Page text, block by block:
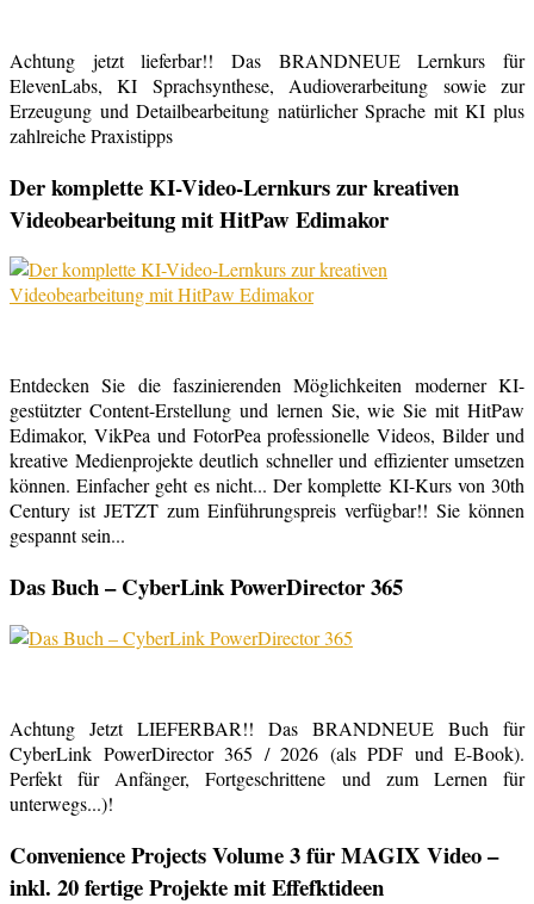
Achtung jetzt lieferbar!! Das BRANDNEUE Lernkurs für
ElevenLabs, KI Sprachsynthese, Audioverarbeitung sowie zur
Erzeugung und Detailbearbeitung natürlicher Sprache mit KI plus
zahlreiche Praxistipps
Der komplette KI-Video-Lernkurs zur kreativen
Videobearbeitung mit HitPaw Edimakor
Entdecken Sie die faszinierenden Möglichkeiten moderner KI-
gestützter Content-Erstellung und lernen Sie, wie Sie mit HitPaw
Edimakor, VikPea und FotorPea professionelle Videos, Bilder und
kreative Medienprojekte deutlich schneller und effizienter umsetzen
können. Einfacher geht es nicht... Der komplette KI-Kurs von 30th
Century ist JETZT zum Einführungspreis verfügbar!! Sie können
gespannt sein...
Das Buch – CyberLink PowerDirector 365
Achtung Jetzt LIEFERBAR!! Das BRANDNEUE Buch für
CyberLink PowerDirector 365 / 2026 (als PDF und E-Book).
Perfekt für Anfänger, Fortgeschrittene und zum Lernen für
unterwegs...)!
Convenience Projects Volume 3 für MAGIX Video –
inkl. 20 fertige Projekte mit Effefktideen